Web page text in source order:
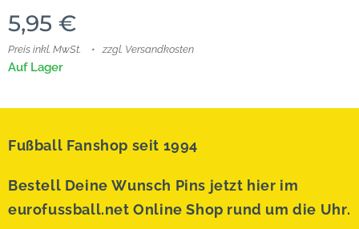
5,95 €
Preis inkl. MwSt. zzgl. Versandkosten
Auf Lager
Fußball Fanshop seit 1994
Bestell Deine Wunsch Pins jetzt hier im
eurofussball.net Online Shop rund um die Uhr.